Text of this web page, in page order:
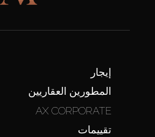
إيجار
المطورين العقاريين
AX CORPORATE
تقييمات